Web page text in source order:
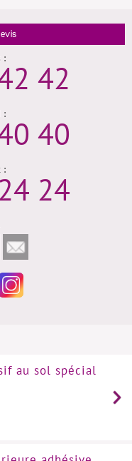
:
42
:
40
:
24
au sol spécial